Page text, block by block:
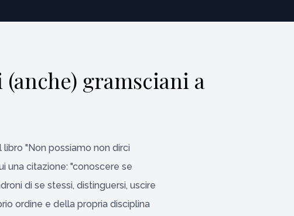
gramsciani a
"Non possiamo non dirci
una citazione: "conoscere se
di se stessi, distinguersi, uscire
ordine e della propria disciplina